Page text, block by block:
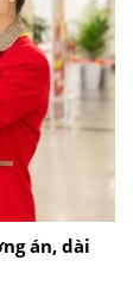
án, dài